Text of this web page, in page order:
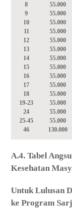
8
9
10
11
12
13
14
15
16
17
18
19-23
24
25-45
46
55.000
55.000
55.000
55.000
55.000
55.000
55.000
55.000
55.000
55.000
55.000
55.000
55.000
55.000
130.000
A.4. Tabel
Kesehatan
Untuk Lulusan
ke Program